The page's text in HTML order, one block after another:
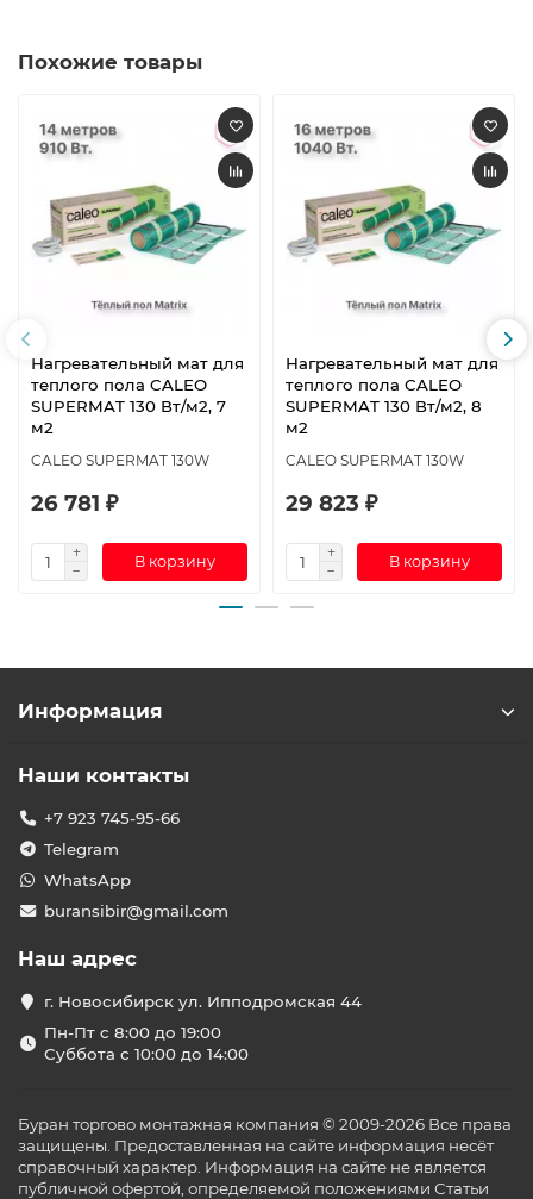
Похожие товары
Нагревательный мат для
теплого пола CALEO
SUPERMAT 130 Вт/м2, 7
м2
CALEO SUPERMAT 130W
26 781 ₽
В корзину
Нагревательный мат для
теплого пола CALEO
SUPERMAT 130 Вт/м2, 8
м2
CALEO SUPERMAT 130W
29 823 ₽
В корзину
Информация
Наши контакты
+7 923 745-95-66
Telegram
WhatsApp
buransibir@gmail.com
Наш адрес
г. Новосибирск ул. Ипподромская 44
Пн-Пт с 8:00 до 19:00
Суббота с 10:00 до 14:00
Буран торгово монтажная компания © 2009-2026 Все права
защищены. Предоставленная на сайте информация несёт
справочный характер. Информация на сайте не является
публичной офертой, определяемой положениями Статьи